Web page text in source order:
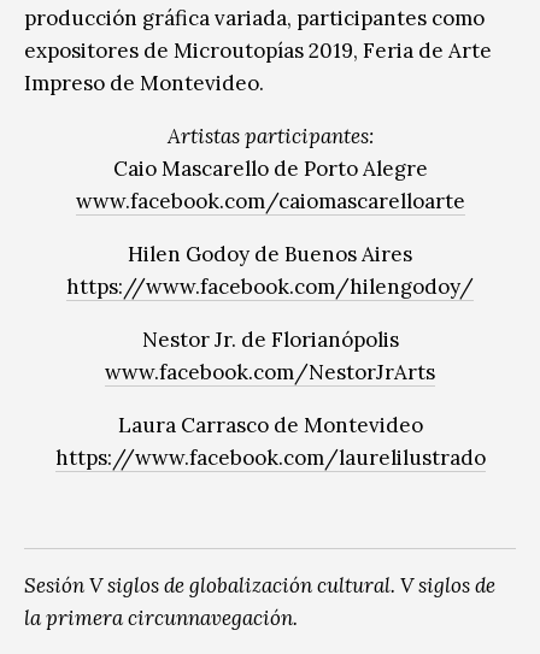
producción gráfica variada, participantes como
expositores de Microutopías 2019, Feria de Arte
Impreso de Montevideo.
Artistas participantes:
Caio Mascarello de Porto Alegre
www.facebook.com/caiomascarelloarte
Hilen Godoy de Buenos Aires
https://www.facebook.com/hilengodoy/
Nestor Jr. de Florianópolis
www.facebook.com/NestorJrArts
Laura Carrasco de Montevideo
https://www.facebook.com/laurelilustrado
Sesión V siglos de globalización cultural. V siglos de
la primera circunnavegación.